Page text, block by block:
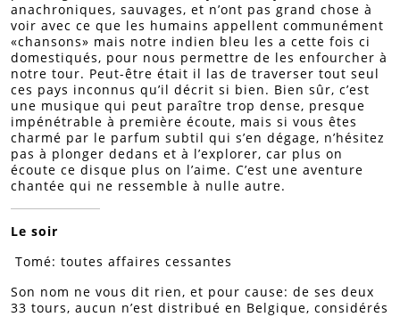
anachroniques, sauvages, et n’ont pas grand chose à
voir avec ce que les humains appellent communément
«chansons» mais notre indien bleu les a cette fois ci
domestiqués, pour nous permettre de les enfourcher à
notre tour. Peut-être était il las de traverser tout seul
ces pays inconnus qu’il décrit si bien. Bien sûr, c’est
une musique qui peut paraître trop dense, presque
impénétrable à première écoute, mais si vous êtes
charmé par le parfum subtil qui s’en dégage, n’hésitez
pas à plonger dedans et à l’explorer, car plus on
écoute ce disque plus on l’aime. C’est une aventure
chantée qui ne ressemble à nulle autre.
Le soir
Tomé: toutes affaires cessantes
Son nom ne vous dit rien, et pour cause: de ses deux
33 tours, aucun n’est distribué en Belgique, considérés